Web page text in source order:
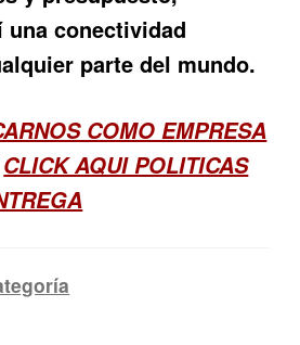
una conectividad
parte del mundo.
COMO EMPRESA
CLICK AQUI POLITICAS